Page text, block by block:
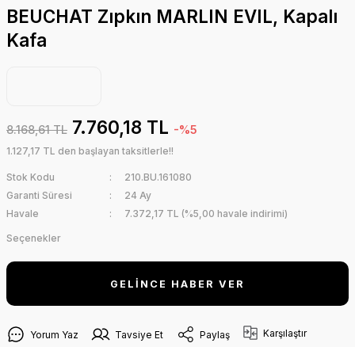
BEUCHAT Zıpkın MARLIN EVIL, Kapalı
Kafa
8.168,61 TL 7.760,18 TL -%5
1.127,17 TL den başlayan taksitlerle!!
Stok Kodu
210.BU.161080
Garanti Süresi
24 Ay
Havale
7.372,17 TL (%5,00 havale indirimi)
Seçenekler
GELİNCE HABER VER
Yorum Yaz Tavsiye Et Paylaş Karşılaştır